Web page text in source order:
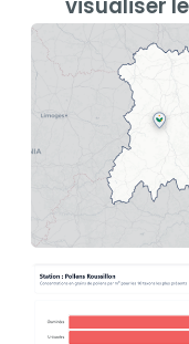
visualiser